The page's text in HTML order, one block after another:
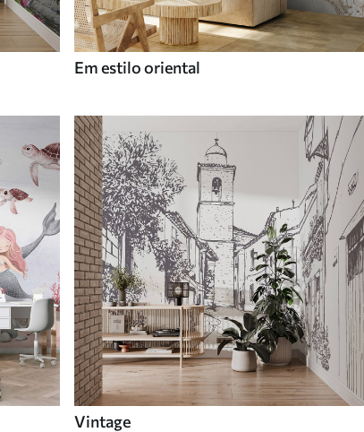
Em estilo oriental
Vintage